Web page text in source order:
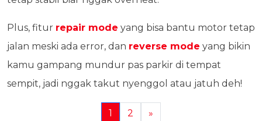
Plus, fitur repair mode yang bisa bantu motor tetap
jalan meski ada error, dan reverse mode yang bikin
kamu gampang mundur pas parkir di tempat
sempit, jadi nggak takut nyenggol atau jatuh deh!
1 2 »